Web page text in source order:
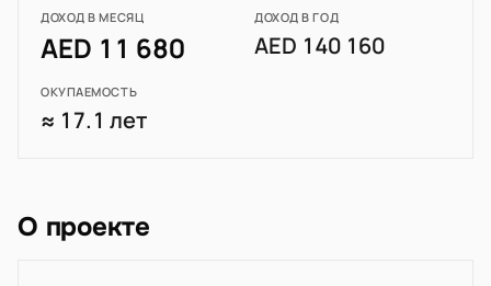
ДОХОД В МЕСЯЦ
AED 11 680
ДОХОД В ГОД
AED 140 160
ОКУПАЕМОСТЬ
≈ 17.1 лет
О проекте